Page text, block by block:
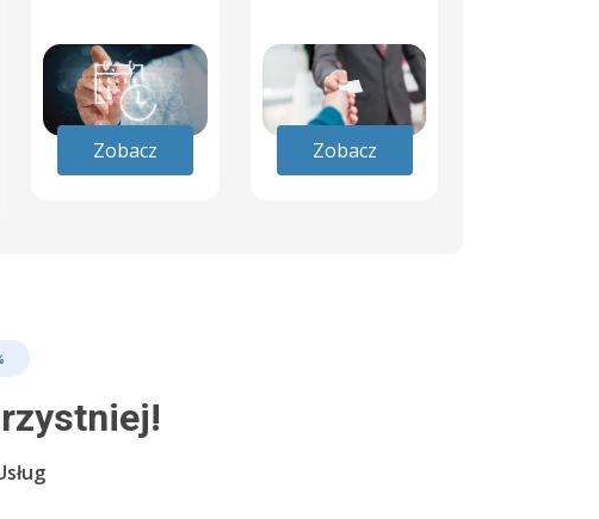
Zobacz Zobacz